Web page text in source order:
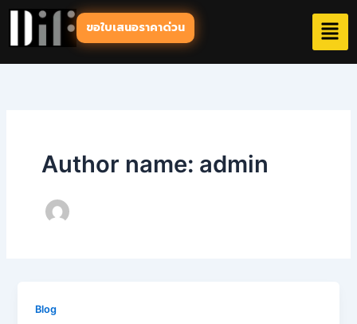
Skip
content
ขอใบเสนอราคาด่วน
Author name: admin
Blog